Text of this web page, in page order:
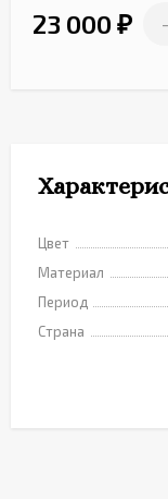
23 000 ₽ -
Цвет
Материал
Период
Страна